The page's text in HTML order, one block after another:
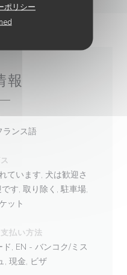
ポリシー
報
ランス語
ています, 犬は歓迎さ
す, 取り除く, 駐車場,
ット
払い方法
, EN - バンコク/ミス
, 現金, ビザ